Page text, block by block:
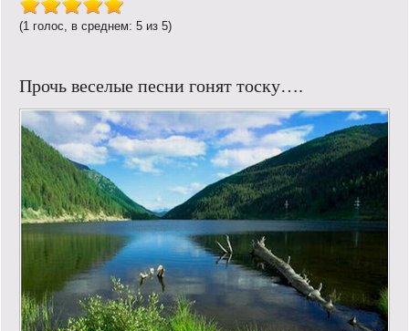
(1 голос, в среднем: 5 из 5)
Прочь веселые песни гонят тоску….